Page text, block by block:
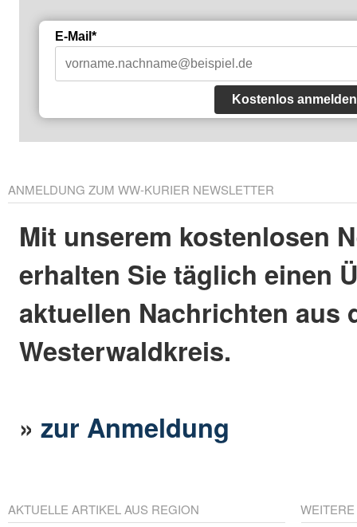
E-Mail*
Kostenlos anmelden
ANMELDUNG ZUM WW-KURIER NEWSLETTER
Mit unserem kostenlosen
erhalten Sie täglich einen
aktuellen Nachrichten aus
Westerwaldkreis.
»zur Anmeldung
AKTUELLE ARTIKEL AUS REGION